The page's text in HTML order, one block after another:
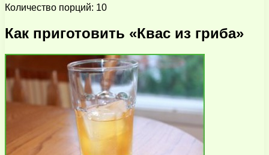
Количество порций: 10
Как приготовить «Квас из гриба»